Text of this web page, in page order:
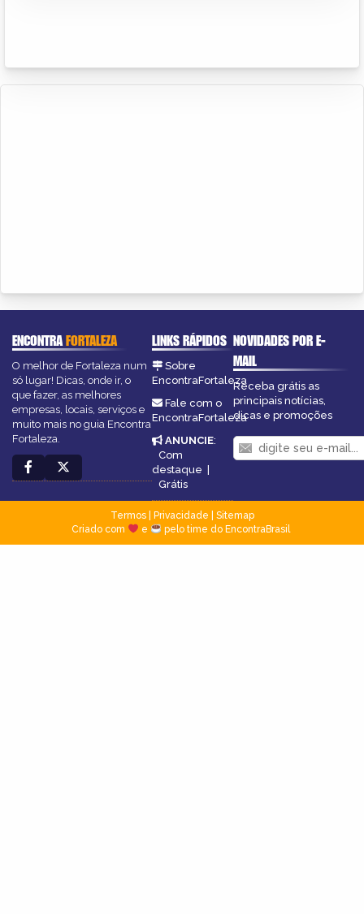
ENCONTRAFORTALEZA
O melhor de Fortaleza num
só lugar! Dicas, onde ir, o
que fazer, as melhores
empresas, locais, serviços e
muito mais no guia Encontra
Fortaleza.
LINKS RÁPIDOS
Sobre
EncontraFortaleza
Fale com o
EncontraFortaleza
ANUNCIE:
Com
destaque |
Grátis
NOVIDADES POR E-
MAIL
Receba grátis as
principais notícias,
dicas e promoções
Termos| Privacidade
Sitemap
Criado com
e pelo time do EncontraBrasil